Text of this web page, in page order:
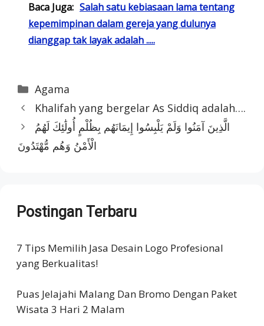
Baca Juga: Salah satu kebiasaan lama tentang
kepemimpinan dalam gereja yang dulunya
dianggap tak layak adalah .....
Categories
Agama
Khalifah yang bergelar As Siddiq adalah….
الَّذِينَ آمَنُوا وَلَمْ يَلْبِسُوا إِيمَانَهُم بِظُلْمٍ أُولَٰئِكَ لَهُمُ
الْأَمْنُ وَهُم مُّهْتَدُونَ
Postingan Terbaru
7 Tips Memilih Jasa Desain Logo Profesional
yang Berkualitas!
Puas Jelajahi Malang Dan Bromo Dengan Paket
Wisata 3 Hari 2 Malam